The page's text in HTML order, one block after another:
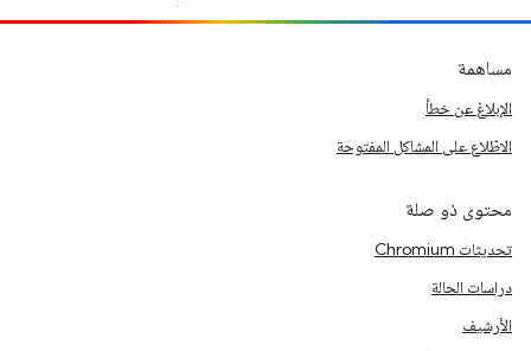
مساهمة
الإبلاغ عن خطأ
الاطّلاع على المشاكل المفتوحة
محتوى ذو صلة
تحديثات Chromium
دراسات الحالة
الأرشيف